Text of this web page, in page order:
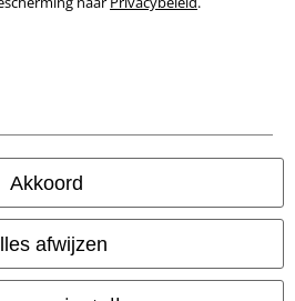
Akkoord
afwijzen